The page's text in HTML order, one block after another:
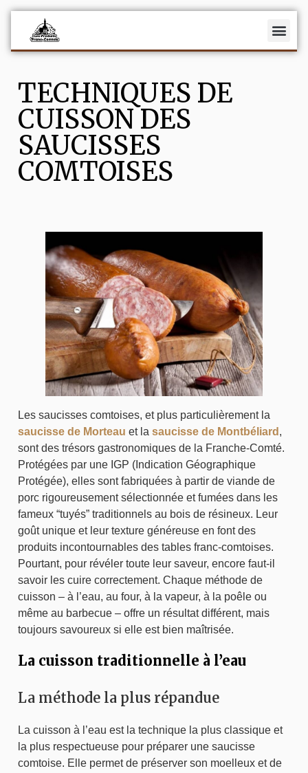
Charcuterie
Vins
Recettes
Actualités
TECHNIQUES DE
CUISSON DES
SAUCISSES
COMTOISES
Les saucisses comtoises, et plus particulièrement la
saucisse de Morteau et la saucisse de Montbéliard ,
sont des trésors gastronomiques de la Franche-Comté.
Protégées par une IGP (Indication Géographique
Protégée), elles sont fabriquées à partir de viande de
porc rigoureusement sélectionnée et fumées dans les
fameux “tuyés” traditionnels au bois de résineux. Leur
goût unique et leur texture généreuse en font des
produits incontournables des tables franc-comtoises.
Pourtant, pour révéler toute leur saveur, encore faut-il
savoir les cuire correctement. Chaque méthode de
cuisson – à l’eau, au four, à la vapeur, à la poêle ou
même au barbecue – offre un résultat différent, mais
toujours savoureux si elle est bien maîtrisée.
La cuisson traditionnelle à l’eau
La méthode la plus répandue
La cuisson à l’eau est la technique la plus classique et
la plus respectueuse pour préparer une saucisse
comtoise. Elle permet de préserver son moelleux et de